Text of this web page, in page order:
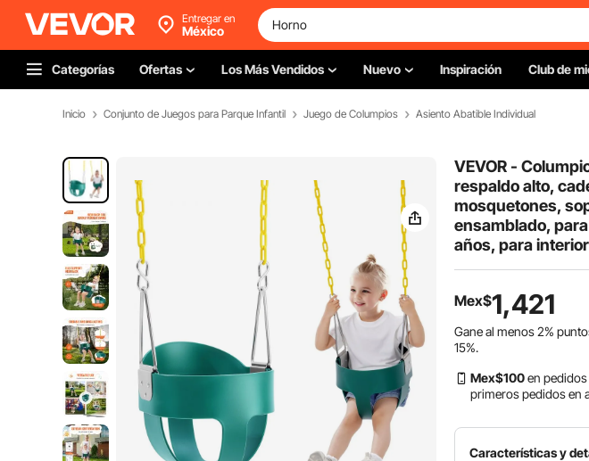
Entregar en
México
Categorías Ofertas Los Más Vendidos Nuevo Inspiración Club de
Inicio Conjunto de Juegos para Parque Infantil Juego de Columpios Asiento Abatible Individual
VEVOR -
respaldo alto,
mosquetones,
ensamblado,
años, para
Mex$1,421
Gane al menos2%
15%.
Mex$100en
primeros pedidos en
Características y